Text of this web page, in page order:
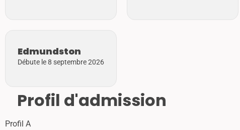
Edmundston
Débute le 8 septembre 2026
Profil d'admission
Profil A